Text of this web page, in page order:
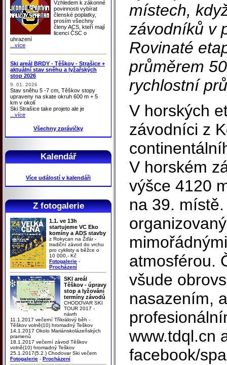
Vzhledem k zákonné
povinnosti vybírat
členské poplatky,
prosím všechny
členy ACS, kteří mají
licenci ČSC o
uhrazení
...více
Ski areál BRDY - Těškov - Strašice +
aktuální stav sněhu a lyžařských
stop 2026
9. 01. 2026
Stav sněhu 5 -7 cm, Těškov stopy
upraveny na skate okruh 600 m + 5
km v okolí
Ski Strašice take projeto ale je
...více
Všechny zprávičky
Kalendář
Více událostí v kalendáři
Z fotogalerie
1.1. ve 13h
startujeme VC Eko
komíny a ADS stavby
z Rokycan na Žďár -
tradiční závod do vrchu
pro cyklisty a běžce o
10 000,- Kč
Fotogalerie -
Procházení
SKI areál
Těškov - úpravy
stop a lyžování
termíny závodů
CHODOVAR SKI
TOUR 2017 -
návrh
11.1.2017 večerní Tříkrálový běh -
Těškov volně(10) hromadný Teškov
14.1.2017 Okolo Mariánskolázeňských
pramenů
18.1.2017 večerní závod Těškov
volně(10) hromadný Teškov
25.1.2017(5.2.) Chodovar Ski večern
Fotogalerie - Procházení
místech,
závodníků v
Rovinaté
průměrem
rychlostní
V horských
závodníci z
V horském
výšce 4120
na 39.
atmosférou.
všude
nasazením,
www.tdql.cn
facebook/